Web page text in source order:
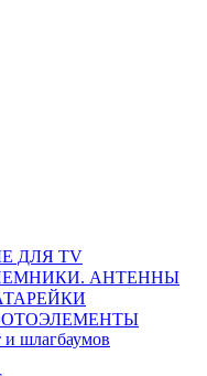
ДЛЯ TV
АНТЕННЫ
и шлагбаумов